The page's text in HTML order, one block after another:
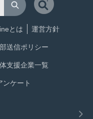
とは 運営方針
送信ポリシー
支援企業一覧
ンケート